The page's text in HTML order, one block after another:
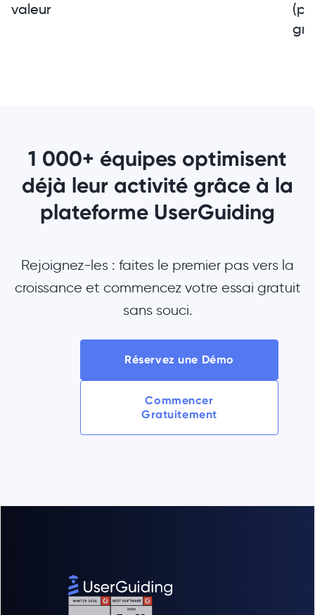
valeur
1 000+ équipes optimisent
déjà leur activité grâce à la
plateforme UserGuiding
Rejoignez-les : faites le premier pas vers la
croissance et commencez votre essai gratuit
sans souci.
Réservez une Démo
Commencer
Gratuitement